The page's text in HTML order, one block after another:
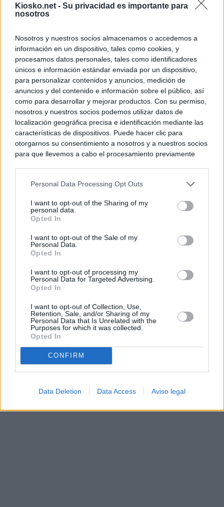
Kiosko.net - Su privacidad es importante para
nosotros
Nosotros y nuestros socios almacenamos o accedemos a
información en un dispositivo, tales como cookies, y
procesamos datos personales, tales como identificadores
únicos e información estándar enviada por un dispositivo,
para personalizar contenidos y anuncios, medición de
anuncios y del contenido e información sobre el público, así
como para desarrollar y mejorar productos. Con su permiso,
nosotros y nuestros socios podemos utilizar datos de
localización geográfica precisa e identificación mediante las
características de dispositivos. Puede hacer clic para
otorgarnos su consentimiento a nosotros y a nuestros socios
para que llevemos a cabo el procesamiento previamente
negar su consentimiento. Tenga en cuenta que algún
de su consentimiento, pero usted tiene el derecho de
rechazar tal procesamiento. Sus preferencias se aplicarán
cualquier momento entrando de nuevo en este sitio web o
visitando nuestra política de privacidad.
Personal Data Processing Opt Outs
I want to opt-out of the Sharing of my
personal data.
Opted In
I want to opt-out of the Sale of my
Personal Data.
Opted In
I want to opt-out of processing my
Personal Data for Targeted Advertising.
Opted In
I want to opt-out of Collection, Use,
Retention, Sale, and/or Sharing of my
Personal Data that Is Unrelated with the
Purposes for which it was collected.
Opted In
CONFIRM
Data Deletion Data Access Aviso legal